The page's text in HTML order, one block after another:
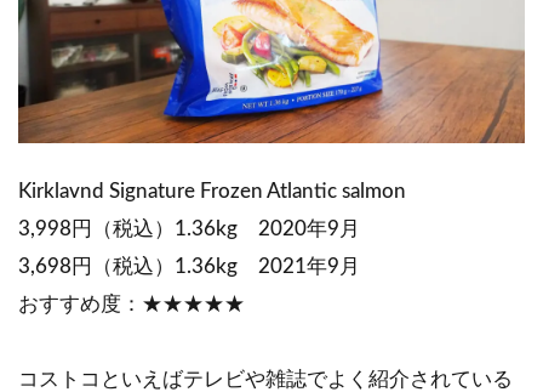
Kirklavnd Signature Frozen Atlantic salmon
3,998円（税込）1.36kg 2020年9月
3,698円（税込）1.36kg 2021年9月
おすすめ度：★★★★★
コストコといえばテレビや雑誌でよく紹介されている